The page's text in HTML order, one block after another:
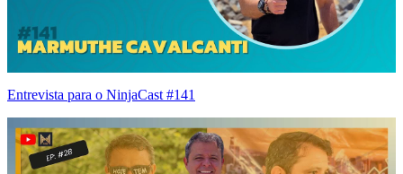
Entrevista para o NinjaCast #141